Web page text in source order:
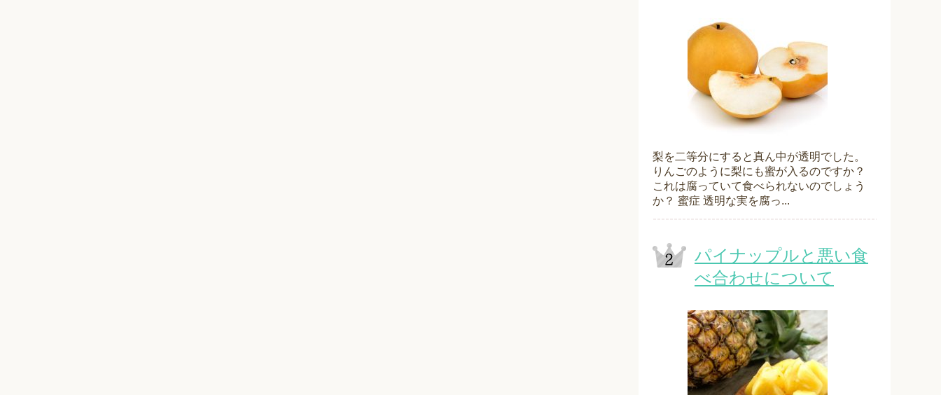
梨を二等分にすると真ん中が透明でした。
りんごのように梨にも蜜が入るのですか？
これは腐っていて食べられないのでしょう
か？ 蜜症 透明な実を腐っ...
パイナップルと悪い食
べ合わせについて